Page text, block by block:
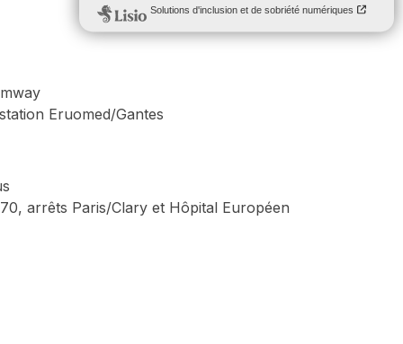
Eruomed/Gantes
arrêts Paris/Clary et Hôpital Européen